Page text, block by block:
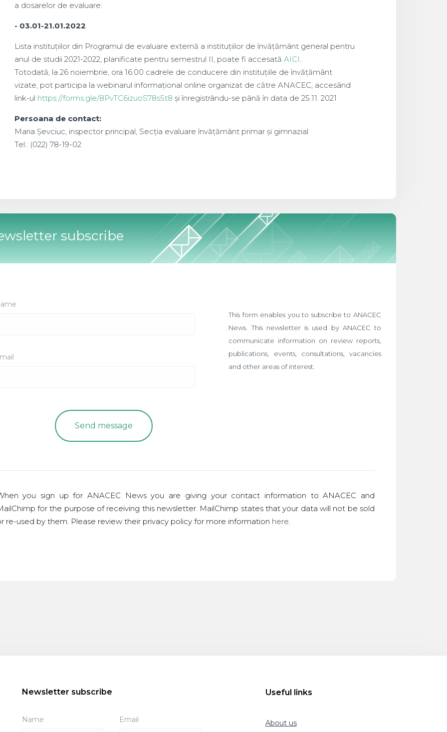
a dosarelor de evaluare:
- 03.01-21.01.2022
Lista instituțiilor din Programul de evaluare externă a instituțiilor de învățământ general pentru
anul de studii 2021-2022, planificate pentru semestrul II, poate fi accesată AICI.
Totodată, la 26 noiembrie, ora 16.00 cadrele de conducere din instituțiile de învățământ
vizate, pot participa la webinarul informațional online organizat de către ANACEC, accesând
link-ul https://forms.gle/8PvTC6izuoS78s5t8 și înregistrându-se până în data de 25.11. 2021
Persoana de contact:
Maria Șevciuc, inspector principal, Secția evaluare învățământ primar și gimnazial
Tel.: (022) 78-19-02
subscribe
This form enables you to subscribe to ANACEC
News. This newsletter is used by ANACEC to
communicate information on review reports,
publications, events, consultations, vacancies
and other areas of interest.
you sign up for ANACEC News you are giving your contact information to ANACEC and
for the purpose of receiving this newsletter. MailChimp states that your data will not be sold
re-used by them. Please review their privacy policy for more information here.
Newsletter subscribe
Name Email
Useful links
About us